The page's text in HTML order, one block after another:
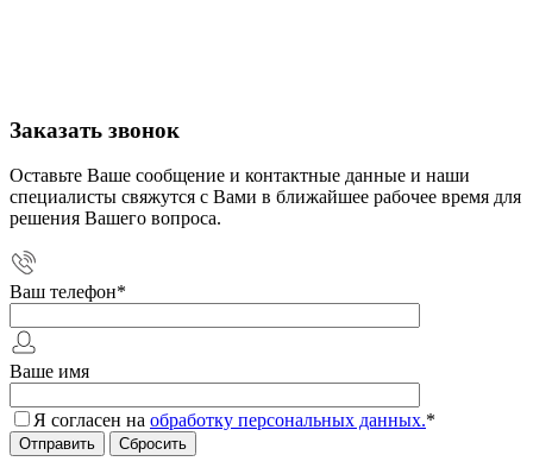
Заказать звонок
Оставьте Ваше сообщение и контактные данные и наши
специалисты свяжутся с Вами в ближайшее рабочее время для
решения Вашего вопроса.
Ваш телефон*
Ваше имя
Я согласен на обработку персональных данных.*